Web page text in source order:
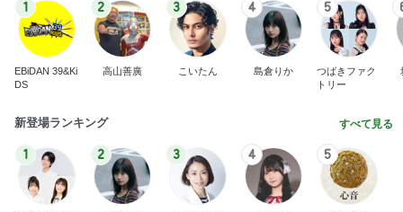
1
EBiDAN 39&Ki
DS
2
高山善廣
3
こいたん
4
島倉りか
5
つばきファク
トリー
新登場ランキング すべて見る
1 2 3 4 5